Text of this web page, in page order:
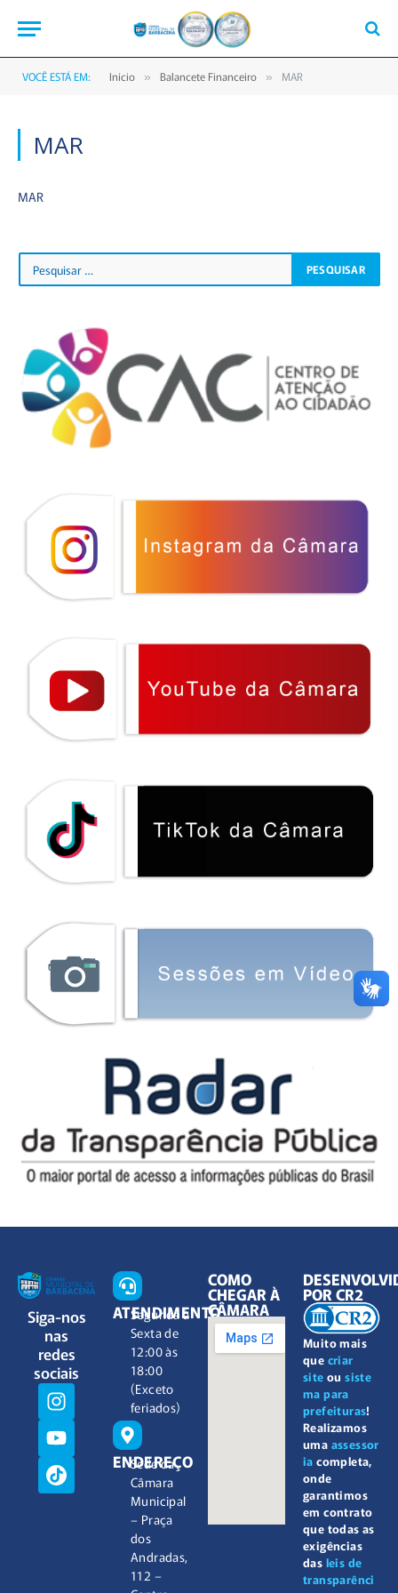
VOCÊ ESTÁ EM: Início » Balancete Financeiro » MAR
MAR
MAR
Siga-nos
nas
redes
sociais
ATENDIMENTO
Segunda à
Sexta de
12:00 às
18:00
(Exceto
feriados)
ENDEREÇO
Sede da
Câmara
Municipal
– Praça
dos
Andradas,
112 –
COMO
CHEGAR À
CÂMARA
Muito mais
que criar
site ousiste
ma para
prefeituras!
Realizamos
uma assessor
ia completa,
onde
garantimos
em contrato
que todas as
exigências
das leis de
transparênci
POR CR2